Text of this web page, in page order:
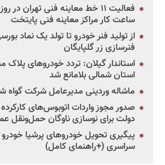
فعالیت ۱۱ خط معاینه فنی تهران
ساعت کار مراکز معاینه فنی پایتخت
از تولید فنر خودرو تا تولد یک نماد
فنرسازی زر گلپایگان
استان شمالی بلامانع شد
ماشاله وردینی مدیرعامل شرکت گواه
دولت برای نوسازی ناوگان حمل‌ونقل
پیگیری تحویل خودروهای پرشیا
سراسری (+راهنمای کامل)